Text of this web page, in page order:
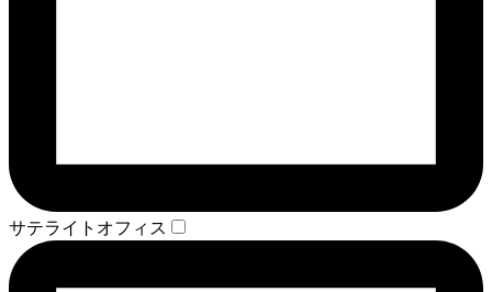
サテライトオフィス